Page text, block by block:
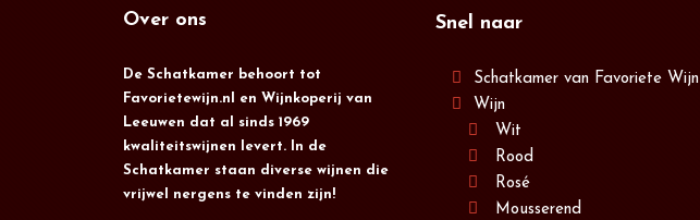
Over ons
De Schatkamer behoort tot
Favorietewijn.nl en Wijnkoperij van
Leeuwen dat al sinds 1969
kwaliteitswijnen levert. In de
Schatkamer staan diverse wijnen die
vrijwel nergens te vinden zijn!
Snel naar
Schatkamer van Favoriete Wijn
Wijn
Wit
Rood
Rosé
Mousserend